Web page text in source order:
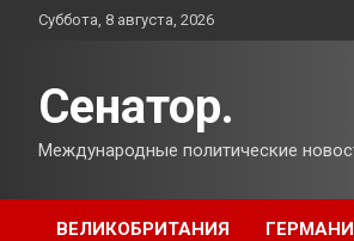
ПерейтиСуббота, 8 августа, 2026
Сенатор.
Международные политические
ВЕЛИКОБРИТАНИЯ